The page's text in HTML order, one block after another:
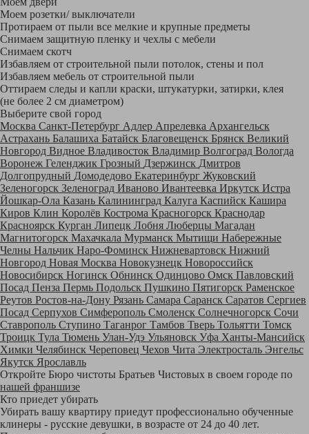
Моем розетки/ выключатели
Протираем от пыли все мелкие и крупные предметы
Снимаем защитную пленку и чехлы с мебели
Снимаем скотч
Избавляем от строительной пыли потолок, стены и пол
Избавляем мебель от строительной пыли
Оттираем следы и капли краски, штукатурки, затирки, клея
(не более 2 см диаметром)
Выберите свой город
Москва Санкт-Петербург Адлер Апрелевка Архангельск
Астрахань Балашиха Батайск Благовещенск Брянск Великий
Новгород Видное Владивосток Владимир Волгоград Вологда
Воронеж Геленджик Грозный Дзержинск Дмитров
Долгопрудный Домодедово Екатеринбург Жуковский
Зеленогорск Зеленоград Иваново Ивантеевка Иркутск Истра
Йошкар-Ола Казань Калининград Калуга Каспийск Кашира
Киров Клин Королёв Кострома Красногорск Краснодар
Красноярск Курган Липецк Лобня Люберцы Магадан
Магнитогорск Махачкала Мурманск Мытищи Набережные
Челны Нальчик Наро-Фоминск Нижневартовск Нижний
Новгород Новая Москва Новокузнецк Новороссийск
Новосибирск Ногинск Обнинск Одинцово Омск Павловский
Посад Пенза Пермь Подольск Пушкино Пятигорск Раменское
Реутов Ростов-на-Дону Рязань Самара Саранск Саратов Сергиев
Посад Серпухов Симферополь Смоленск Солнечногорск Сочи
Ставрополь Ступино Таганрог Тамбов Тверь Тольятти Томск
Троицк Тула Тюмень Улан-Удэ Ульяновск Уфа Ханты-Мансийск
Химки Челябинск Череповец Чехов Чита Электросталь Энгельс
Якутск Ярославль
Откройте Бюро чистоты Братьев Чистовых в своем городе по
нашей франшизе
Кто приедет убирать
Убирать вашу квартиру приедут профессионально обученные
клинеры - русские девушки, в возрасте от 24 до 40 лет.